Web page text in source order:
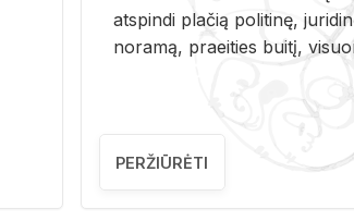
at­spin­di pla­čią po­li­ti­nę,
no­ra­mą, pra­ei­ties bui­tį,
PERŽIŪRĖTI